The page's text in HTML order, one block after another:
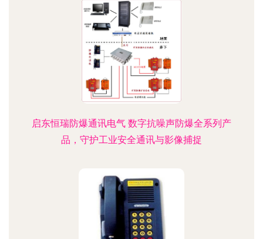
启东恒瑞防爆通讯电气 数字抗噪声防爆全系列产
品，守护工业安全通讯与影像捕捉